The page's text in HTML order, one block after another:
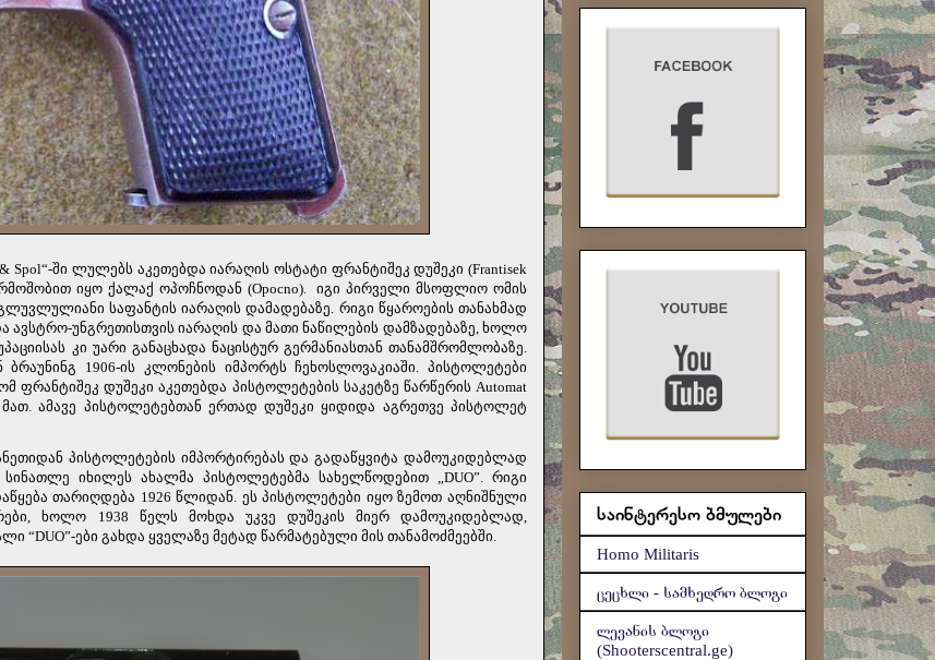
& Spol“-ში ლულებს აკეთებდა იარაღის ოსტატი ფრანტიშეკ დუშეკი (Frantisek
იყო ქალაქ ოპოჩნოდან (Opocno).
იგი პირველი მსოფლიო ომის
საფანტის იარაღის დამადებაზე. რიგი წყაროების თანახმად
უნგრეთისთვის იარაღის და მათი ნაწილების დამზადებაზე, ხოლო
კი უარი განაცხადა ნაცისტურ გერმანიასთან თანამშრომლობაზე.
ბრაუნინგ 1906-ის კლონების იმპორტს ჩეხოსლოვაკიაში. პისტოლეტები
ფრანტიშეკ დუშეკი აკეთებდა პისტოლეტების საკეტზე წარწერის Automat
მათ. ამავე პისტოლეტებთან ერთად დუშეკი ყიდიდა აგრეთვე პისტოლეტ
პისტოლეტების იმპორტირებას და გადაწყვიტა დამოუკიდებლად
იხილეს ახალმა პისტოლეტებმა სახელწოდებით „DUO”. რიგი
თარიღდება 1926 წლიდან. ეს პისტოლეტები იყო ზემოთ აღნიშნული
ხოლო 1938 წელს მოხდა უკვე დუშეკის მიერ დამოუკიდებლად,
“DUO”-ები გახდა ყველაზე მეტად წარმატებული მის თანამოძმეებში.
საინტერესო ბმულები
Homo Militaris
ცეცხლი - სამხედრო ბლოგი
ლევანის ბლოგი
(Shooterscentral.ge)